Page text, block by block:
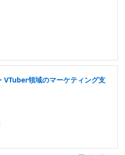
VTuber領域のマーケティング支